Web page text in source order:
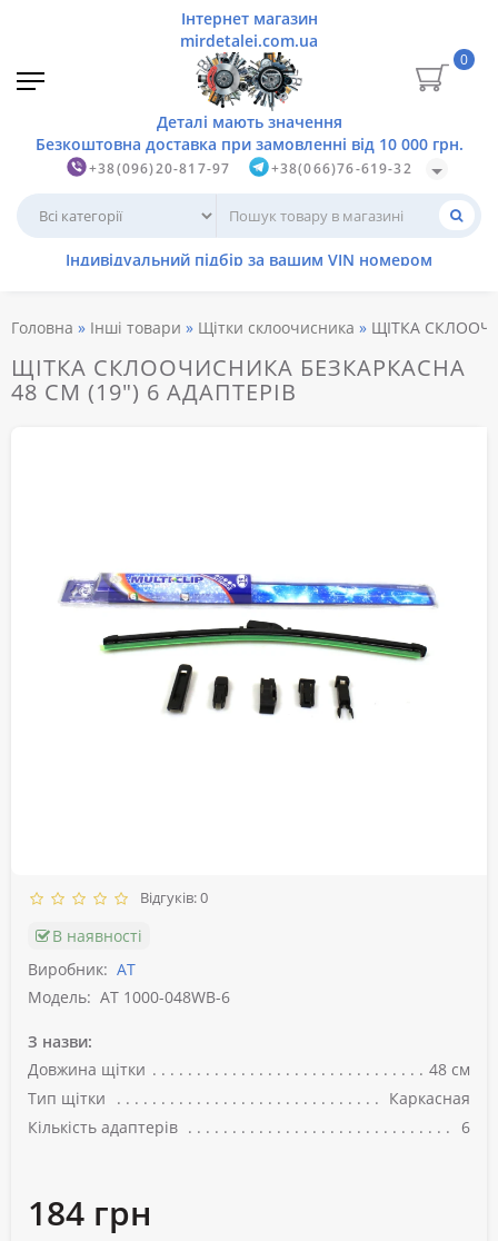
+38(096)20-817-97 +38(066)76-619-32
0
Головна Інші товари Щітки склоочисника ЩІТКА
ЩІТКА СКЛООЧИСНИКА БЕЗКАРКАСНА
48 СМ (19") 6 АДАПТЕРІВ
Відгуків: 0
В наявності
Виробник: АТ
Модель: AT 1000-048WB-6
З назви:
Довжина щітки
48 см
Тип щітки
Каркасная
Кількість адаптерів
6
184 грн